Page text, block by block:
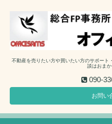
不動産を売りたい方や買いたい方のサポート
談はおま
090-
お問い